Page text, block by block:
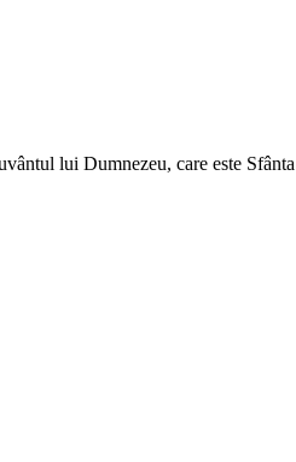
lui Dumnezeu, care este